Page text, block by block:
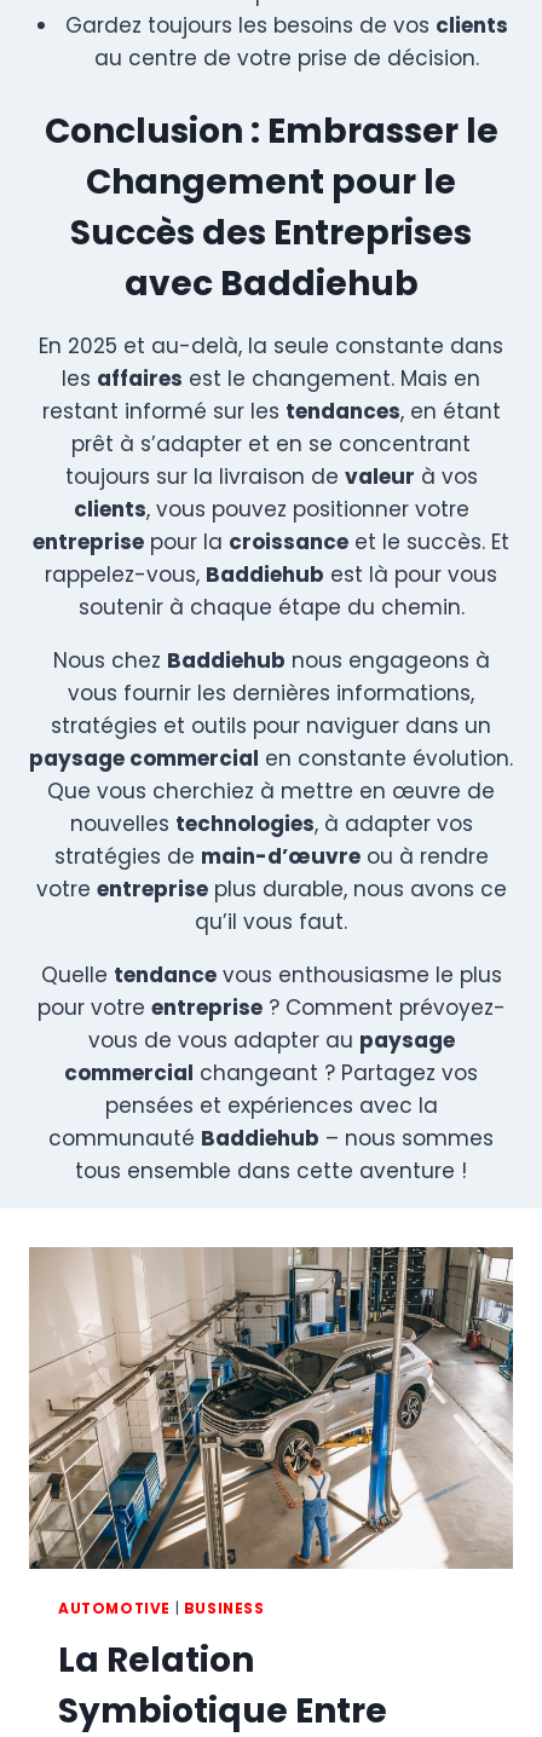
Gardez toujours les besoins de vos clients
au centre de votre prise de décision.
Conclusion : Embrasser le
Changement pour le
Succès des Entreprises
avec Baddiehub
En 2025 et au-delà, la seule constante dans
les affaires est le changement. Mais en
restant informé sur les tendances, en étant
prêt à s’adapter et en se concentrant
toujours sur la livraison de valeur à vos
clients, vous pouvez positionner votre
entreprise pour la croissance et le succès. Et
rappelez-vous, Baddiehub est là pour vous
soutenir à chaque étape du chemin.
Nous chez Baddiehub nous engageons à
vous fournir les dernières informations,
stratégies et outils pour naviguer dans un
paysage commercial en constante évolution.
Que vous cherchiez à mettre en œuvre de
nouvelles technologies, à adapter vos
stratégies de main-d’œuvreou à rendre
votre entrepriseplus durable, nous avons ce
qu’il vous faut.
Quelle tendancevous enthousiasme le plus
pour votre entreprise? Comment prévoyez-
vous de vous adapter au paysage
commercial changeant ? Partagez vos
pensées et expériences avec la
communauté Baddiehub – nous sommes
tous ensemble dans cette aventure !
AUTOMOTIVE BUSINESS
La Relation
Symbiotique Entre